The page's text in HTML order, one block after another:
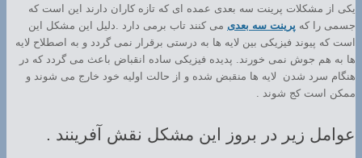
یکی از مشکلات پرینت سه بعدی عمده ای که تازه کاران دارند این است که
جسمی را که پرینت سه بعدی می کنند تاب برمی دارد .دلیل این مشکل این
است که پیوند فیزیکی بین لایه ها به درستی برقرار نمی گردد و به اصطلاح لایه
ها به هم جوش نمی خورند. پدیده فیزیکی ساده انقباض باعث می گردد که در
هنگام سرد شدن لایه ها منقبض شده و از حالت اولیه خود خارج می شوند و
ممکن است کج شوند .
عوامل زیر در بروز این مشکل نقش آفرینند .